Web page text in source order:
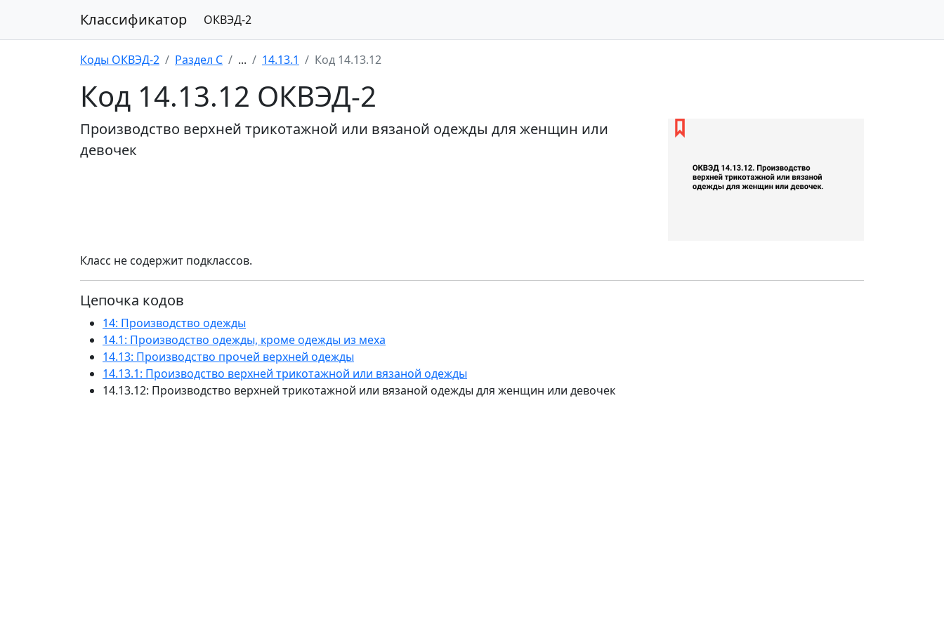
Классификатор ОКВЭД-2
Коды ОКВЭД-2 Раздел C ... 14.13.1 Код 14.13.12
Код 14.13.12 ОКВЭД-2
Производство верхней трикотажной или вязаной одежды для женщин или
девочек
Класс не содержит подклассов.
Цепочка кодов
14: Производство одежды
14.1: Производство одежды, кроме одежды из меха
14.13: Производство прочей верхней одежды
14.13.1: Производство верхней трикотажной или вязаной одежды
14.13.12: Производство верхней трикотажной или вязаной одежды для женщин или девочек